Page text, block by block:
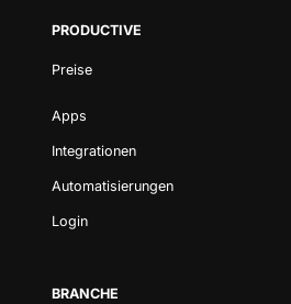
PRODUCTIVE
Preise
Apps
Integrationen
Automatisierungen
Login
BRANCHE